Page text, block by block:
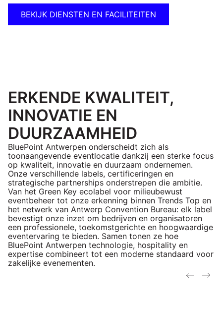
BEKIJK DIENSTEN EN FACILITEITEN
ERKENDE KWALITEIT,
INNOVATIE EN
DUURZAAMHEID
BluePoint Antwerpen onderscheidt zich als
toonaangevende eventlocatie dankzij een sterke focus
op kwaliteit, innovatie en duurzaam ondernemen.
Onze verschillende labels, certificeringen en
strategische partnerships onderstrepen die ambitie.
Van het Green Key ecolabel voor milieubewust
eventbeheer tot onze erkenning binnen Trends Top en
het netwerk van Antwerp Convention Bureau: elk label
bevestigt onze inzet om bedrijven en organisatoren
een professionele, toekomstgerichte en hoogwaardige
eventervaring te bieden. Samen tonen ze hoe
BluePoint Antwerpen technologie, hospitality en
expertise combineert tot een moderne standaard voor
zakelijke evenementen.